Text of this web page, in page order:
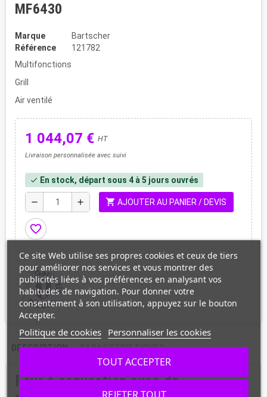
MF6430
Marque
Bartscher
Référence
121782
Multifonctions
Grill
Air ventilé
1 044,07 € HT
Livraison personnalisée avec suivi
check En stock, départ sous 4 à 5 jours ouvrés
remove add shopping_cart AJOUTER AU PANIER / DEVIS
favorite_border
DESCRIPTION CARACTÉRISTIQUES
Four à convection avec de
Ce site Web utilise ses propres cookies et ceux de tiers
pour améliorer nos services et vous montrer des
publicités liées à vos préférences en analysant vos
habitudes de navigation. Pour donner votre
consentement à son utilisation, appuyez sur le bouton
Accepter.
Politique de cookies Personnaliser les cookies
REJETER TOUT
TOUT ACCEPTER